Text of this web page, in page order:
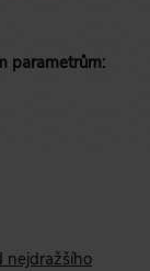
parametrům:
nejdražšího